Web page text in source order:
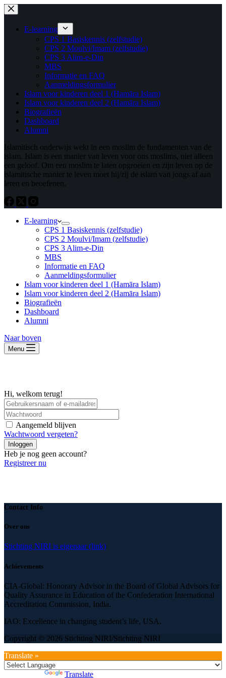
Ga
naar
inhoud
Ga
naar
inhoud
E-learning
CPS 1 Basiskennis (zelfstudie)
CPS 2 Moulvi/Imam (zelfstudie)
CPS 3 Alim-e-Din
MBS
Informatie en FAQ
Aanmeldingsformulier
Islam voor kinderen deel 1 (Hamāra Islam)
Islam voor kinderen deel 2 (Hamāra Islam)
Biografieën
Dashboard
Alumni
Islamitisch onderwijs wekt in een moslim de fundamenten van de
islam. Islam is een manier van leven voor ons moslims, niet alleen
een geloof. Om een ​​moslim te laten opgroeien en zijn leven op de
islamitische manier te leven moet hij/zij de islam van jongs af aan
leren en beoefenen.
E-learning
CPS 1 Basiskennis (zelfstudie)
CPS 2 Moulvi/Imam (zelfstudie)
CPS 3 Alim-e-Din
MBS
Informatie en FAQ
Aanmeldingsformulier
Islam voor kinderen deel 1 (Hamāra Islam)
Islam voor kinderen deel 2 (Hamāra Islam)
Biografieën
Dashboard
Alumni
Naar boven
Menu
Hi, welkom terug!
Aangemeld blijven
Wachtwoord vergeten?
Inloggen
Heb je nog geen account?
Registreer nu
Contact Info
Over ons
Stichting NIRI is eigenaar (link)
Achievements
CIA-Global: Honorary Advisor in the Board of Global Advisors for
Quality Assurance in Education of the Confederation International
Accreditation Commission, India.
IAO: Excellence in changing student’s life, USA.
Copyright © 2026 Stichting NIRI/Stichting NIRI
Translate »
Translate